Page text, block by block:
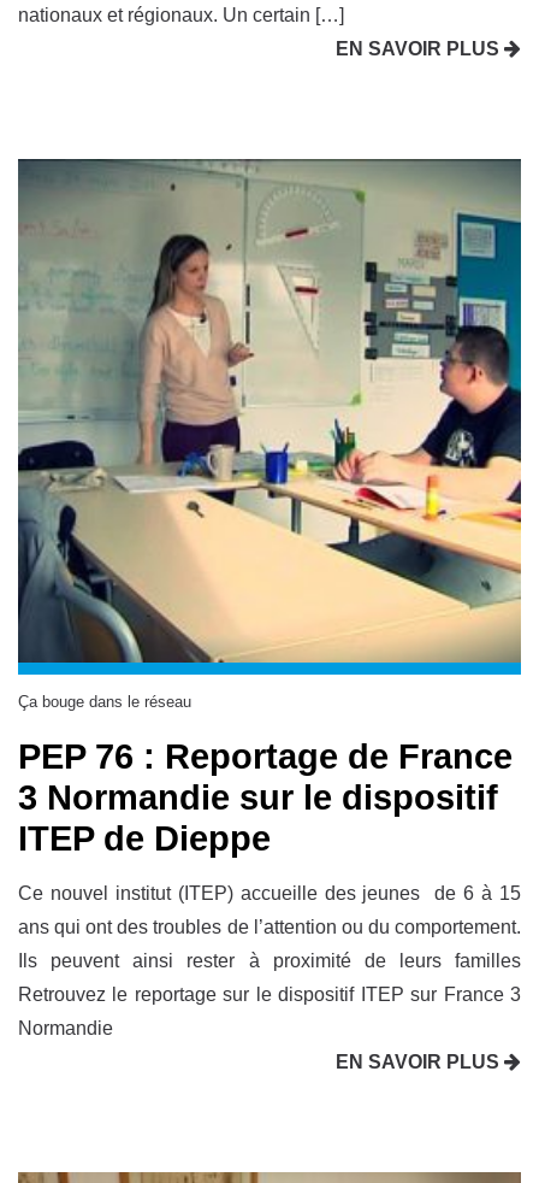
nationaux et régionaux. Un certain […]
EN SAVOIR PLUS
Ça bouge dans le réseau
PEP 76 : Reportage de France
3 Normandie sur le dispositif
ITEP de Dieppe
Ce nouvel institut (ITEP) accueille des jeunes de 6 à 15
ans qui ont des troubles de l’attention ou du comportement.
Ils peuvent ainsi rester à proximité de leurs familles
Retrouvez le reportage sur le dispositif ITEP sur France 3
Normandie
EN SAVOIR PLUS